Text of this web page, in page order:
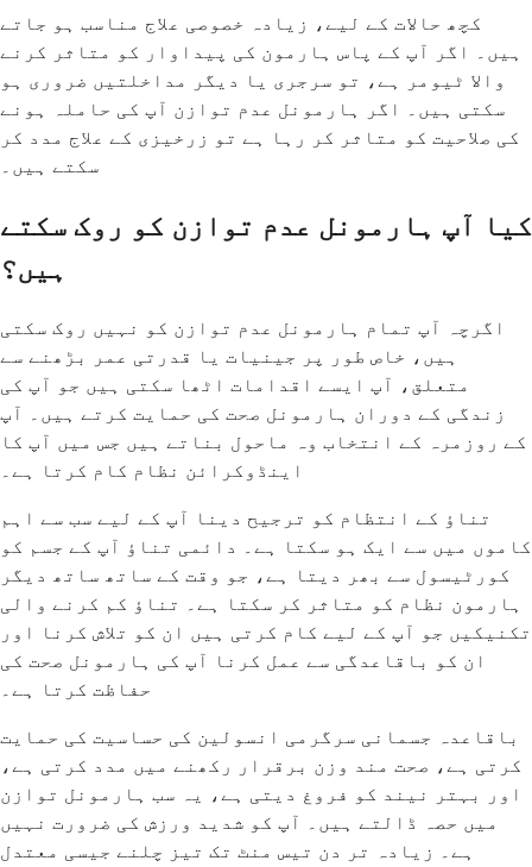
کچھ حالات کے لیے، زیادہ خصوصی علاج مناسب ہو جاتے
ہیں۔ اگر آپ کے پاس ہارمون کی پیداوار کو متاثر کرنے
والا ٹیومر ہے، تو سرجری یا دیگر مداخلتیں ضروری ہو
سکتی ہیں۔ اگر ہارمونل عدم توازن آپ کی حاملہ ہونے
کی صلاحیت کو متاثر کر رہا ہے تو زرخیزی کے علاج مدد کر
سکتے ہیں۔
کیا آپ ہارمونل عدم توازن کو روک سکتے
ہیں؟
اگرچہ آپ تمام ہارمونل عدم توازن کو نہیں روک سکتی
ہیں، خاص طور پر جینیات یا قدرتی عمر بڑھنے سے
متعلق، آپ ایسے اقدامات اٹھا سکتی ہیں جو آپ کی
زندگی کے دوران ہارمونل صحت کی حمایت کرتے ہیں۔ آپ
کے روزمرہ کے انتخاب وہ ماحول بناتے ہیں جس میں آپ کا
اینڈوکرائن نظام کام کرتا ہے۔
تناؤ کے انتظام کو ترجیح دینا آپ کے لیے سب سے اہم
کاموں میں سے ایک ہو سکتا ہے۔ دائمی تناؤ آپ کے جسم کو
کورٹیسول سے بھر دیتا ہے، جو وقت کے ساتھ ساتھ دیگر
ہارمون نظام کو متاثر کر سکتا ہے۔ تناؤ کم کرنے والی
تکنیکیں جو آپ کے لیے کام کرتی ہیں ان کو تلاش کرنا اور
ان کو باقاعدگی سے عمل کرنا آپ کی ہارمونل صحت کی
حفاظت کرتا ہے۔
باقاعدہ جسمانی سرگرمی انسولین کی حساسیت کی حمایت
کرتی ہے، صحت مند وزن برقرار رکھنے میں مدد کرتی ہے،
اور بہتر نیند کو فروغ دیتی ہے، یہ سب ہارمونل توازن
میں حصہ ڈالتے ہیں۔ آپ کو شدید ورزش کی ضرورت نہیں
ہے۔ زیادہ تر دن تیس منٹ تک تیز چلنے جیسی معتدل